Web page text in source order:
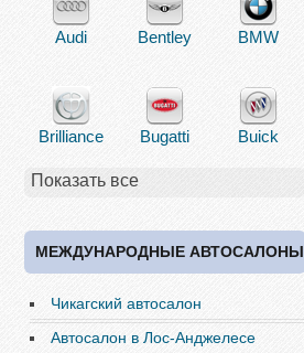
Audi Bentley BMW
Brilliance Bugatti Buick
Cadillac Chery Chevrolet
Chrysler Citroen Dacia
Показать все
МЕЖДУНАРОДНЫЕ АВТОСАЛОНЫ
Чикагский автосалон
Автосалон в Лос-Анджелесе